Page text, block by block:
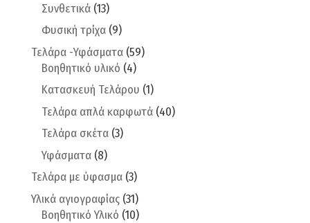
Συνθετικά (13)
Φυσική τρίχα (9)
Τελάρα -Υφάσματα (59)
Βοηθητικό υλικό (4)
Κατασκευή Τελάρου (1)
Τελάρα απλά καρφωτά (40)
Τελάρα σκέτα (3)
Υφάσματα (8)
Τελάρα με ύφασμα (3)
Υλικά αγιογραφίας (31)
Βοηθητικό Υλικό (10)